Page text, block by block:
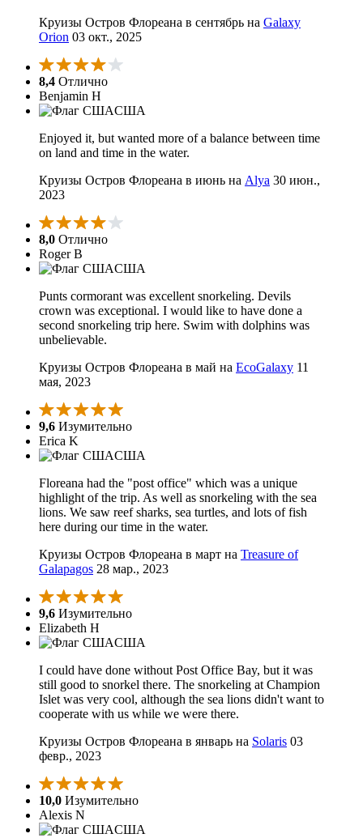
Круизы Остров Флореана в сентябрь на Galaxy
Orion 03 окт., 2025
8,4 Отлично
Benjamin H
США
Enjoyed it, but wanted more of a balance between time
on land and time in the water.
Круизы Остров Флореана в июнь на Alya 30 июн.,
2023
8,0 Отлично
Roger B
США
Punts cormorant was excellent snorkeling. Devils
crown was exceptional. I would like to have done a
second snorkeling trip here. Swim with dolphins was
unbelievable.
Круизы Остров Флореана в май на EcoGalaxy 11
мая, 2023
9,6 Изумительно
Erica K
США
Floreana had the "post office" which was a unique
highlight of the trip. As well as snorkeling with the sea
lions. We saw reef sharks, sea turtles, and lots of fish
here during our time in the water.
Круизы Остров Флореана в март на Treasure of
Galapagos 28 мар., 2023
9,6 Изумительно
Elizabeth H
США
I could have done without Post Office Bay, but it was
still good to snorkel there. The snorkeling at Champion
Islet was very cool, although the sea lions didn't want to
cooperate with us while we were there.
Круизы Остров Флореана в январь на Solaris 03
февр., 2023
10,0 Изумительно
Alexis N
США